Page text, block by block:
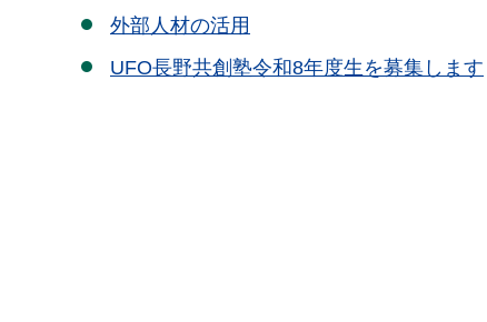
外部人材の活用
UFO長野共創塾令和8年度生を募集します